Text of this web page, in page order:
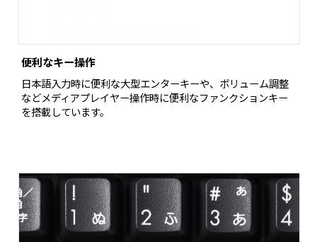
便利なキー操作
日本語入力時に便利な大型エンターキーや、ボリューム調整
などメディアプレイヤー操作時に便利なファンクションキー
を搭載しています。